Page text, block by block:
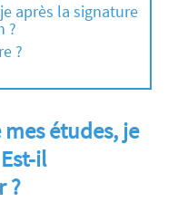
après la signature
?
?
études, je
il
?